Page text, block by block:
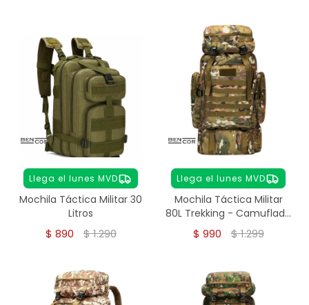
Llega el lunes MVD
Mochila Táctica Militar 30
Litros
$ 890 $1.290
Llega el lunes MVD
Mochila Táctica Militar
80L Trekking - Camuflado
Verde
$ 990 $1.299